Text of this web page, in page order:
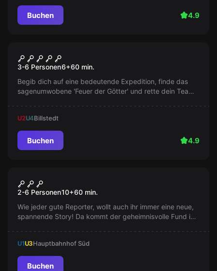
die ganze Familie!
Buchen 4.9
Lost Island
3-6 Personen6+60 min.
Begib dich auf eine bedeutende Expedition, finde das
sagenumwobene 'Feuer der Götter' und rette dein Team
U2U4Billstedt
Buchen 4.9
Die geheime Kapelle
2-6 Personen10+60 min.
Wie jeder gute Reporter, wollt auch ihr immer eine neue,
spannende Story! Da kommt der geheimnisvolle Fund in
U1U3Hauptbahnhof Süd
Buchen